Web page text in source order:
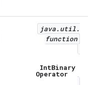
java.util.
function
IntBinary
Operator